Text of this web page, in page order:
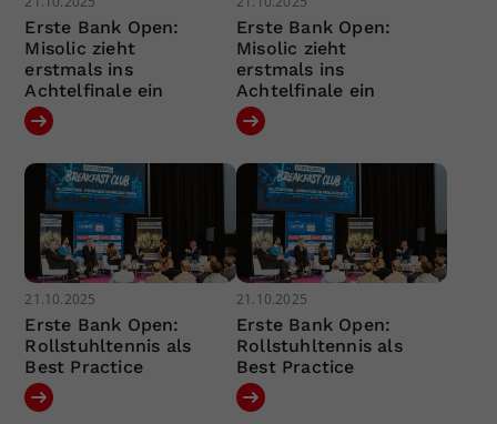
Erste Bank Open:
Misolic zieht
erstmals ins
Achtelfinale ein
Erste Bank Open:
Misolic zieht
erstmals ins
Achtelfinale ein
21.10.2025
Erste Bank Open:
Rollstuhltennis als
Best Practice
21.10.2025
Erste Bank Open:
Rollstuhltennis als
Best Practice